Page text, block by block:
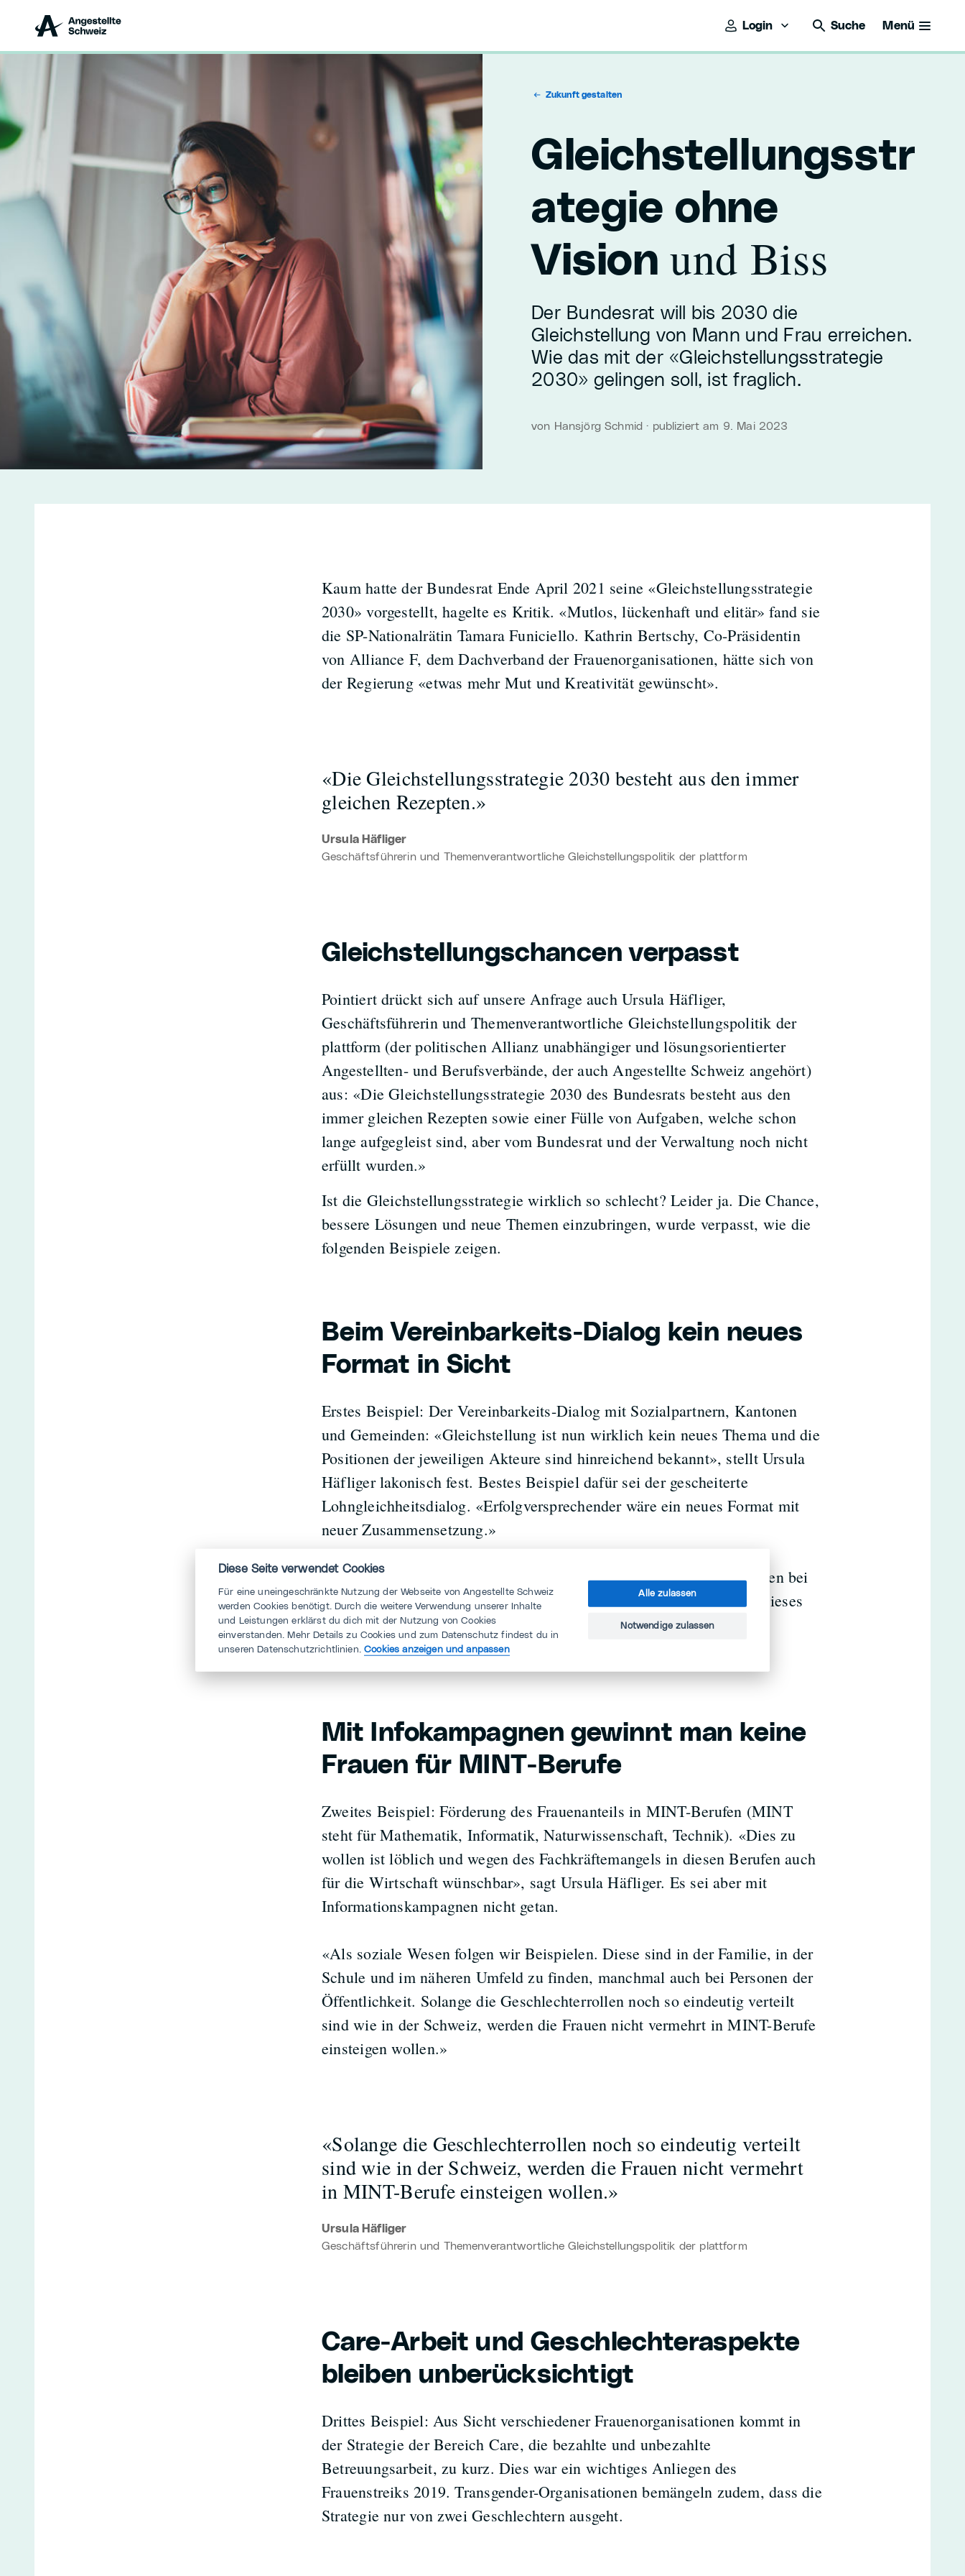
Login Suche Menü
Zukunft gestalten
Gleichstellungsstr
ategie ohne
Visionund Biss
Der Bundesrat will bis 2030 die
Gleichstellung von Mann und Frau erreichen.
Wie das mit der «Gleichstellungsstrategie
2030» gelingen soll, ist fraglich.
von Hansjörg Schmid · publiziert am 9. Mai 2023
Kaum hatte der Bundesrat Ende April 2021 seine «Gleichstellungsstrategie
2030» vorgestellt, hagelte es Kritik. «Mutlos, lückenhaft und elitär» fand sie
die SP-Nationalrätin Tamara Funiciello. Kathrin Bertschy, Co-Präsidentin
von Alliance F, dem Dachverband der Frauenorganisationen, hätte sich von
der Regierung «etwas mehr Mut und Kreativität gewünscht».
«Die Gleichstellungsstrategie 2030 besteht aus den immer
gleichen Rezepten.»
Ursula Häfliger
Geschäftsführerin und Themenverantwortliche Gleichstellungspolitik der plattform
Gleichstellungschancen verpasst
Pointiert drückt sich auf unsere Anfrage auch Ursula Häfliger,
Geschäftsführerin und Themenverantwortliche Gleichstellungspolitik der
plattform (der politischen Allianz unabhängiger und lösungsorientierter
Angestellten- und Berufsverbände, der auch Angestellte Schweiz angehört)
aus: «Die Gleichstellungsstrategie 2030 des Bundesrats besteht aus den
immer gleichen Rezepten sowie einer Fülle von Aufgaben, welche schon
lange aufgegleist sind, aber vom Bundesrat und der Verwaltung noch nicht
erfüllt wurden.»
Ist die Gleichstellungsstrategie wirklich so schlecht? Leider ja. Die Chance,
bessere Lösungen und neue Themen einzubringen, wurde verpasst, wie die
folgenden Beispiele zeigen.
Beim Vereinbarkeits-Dialog kein neues
Format in Sicht
Erstes Beispiel: Der Vereinbarkeits-Dialog mit Sozialpartnern, Kantonen
und Gemeinden: «Gleichstellung ist nun wirklich kein neues Thema und die
Positionen der jeweiligen Akteure sind hinreichend bekannt», stellt Ursula
Häfliger lakonisch fest. Bestes Beispiel dafür sei der gescheiterte
Lohngleichheitsdialog. «Erfolgversprechender wäre ein neues Format mit
neuer Zusammensetzung.»
Auch müsse das Thema flexibles und vereinbarkeitsgerechtes Arbeiten bei
der zuständigen Verwaltungseinheit, dem Seco, noch ankommen. «Dieses
scheut jegliche Reformen des Arbeitsgesetzes wie der Teufel das
Weihwasser.»
Mit Infokampagnen gewinnt man keine
Frauen für MINT-Berufe
Zweites Beispiel: Förderung des Frauenanteils in MINT-Berufen (MINT
steht für Mathematik, Informatik, Naturwissenschaft, Technik). «Dies zu
wollen ist löblich und wegen des Fachkräftemangels in diesen Berufen auch
für die Wirtschaft wünschbar», sagt Ursula Häfliger. Es sei aber mit
Informationskampagnen nicht getan.
«Als soziale Wesen folgen wir Beispielen. Diese sind in der Familie, in der
Schule und im näheren Umfeld zu finden, manchmal auch bei Personen der
Öffentlichkeit. Solange die Geschlechterrollen noch so eindeutig verteilt
sind wie in der Schweiz, werden die Frauen nicht vermehrt in MINT-Berufe
einsteigen wollen.»
«Solange die Geschlechterrollen noch so eindeutig verteilt
sind wie in der Schweiz, werden die Frauen nicht vermehrt
in MINT-Berufe einsteigen wollen.»
Ursula Häfliger
Geschäftsführerin und Themenverantwortliche Gleichstellungspolitik der plattform
Care-Arbeit und Geschlechteraspekte
bleiben unberücksichtigt
Drittes Beispiel: Aus Sicht verschiedener Frauenorganisationen kommt in
der Strategie der Bereich Care, die bezahlte und unbezahlte
Betreuungsarbeit, zu kurz. Dies war ein wichtiges Anliegen des
Frauenstreiks 2019. Transgender-Organisationen bemängeln zudem, dass die
Strategie nur von zwei Geschlechtern ausgeht.
Diese Seite verwendet Cookies
Für eine uneingeschränkte Nutzung der Webseite von Angestellte Schweiz
werden Cookies benötigt. Durch die weitere Verwendung unserer Inhalte
und Leistungen erklärst du dich mit der Nutzung von Cookies
einverstanden. Mehr Details zu Cookies und zum Datenschutz findest du in
unseren Datenschutzrichtlinien.Cookies anzeigen und anpassen
Alle zulassen
Notwendige zulassen